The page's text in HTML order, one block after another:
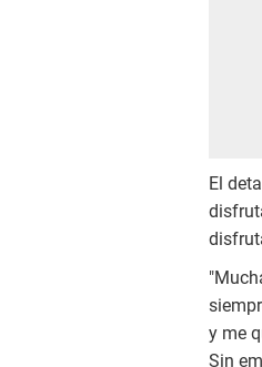
El
y me
Sin